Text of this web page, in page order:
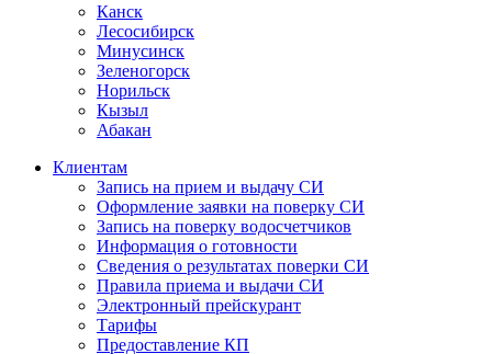
Канск
Лесосибирск
Минусинск
Зеленогорск
Норильск
Кызыл
Абакан
Клиентам
Запись на прием и выдачу СИ
Оформление заявки на поверку СИ
Запись на поверку водосчетчиков
Информация о готовности
Сведения о результатах поверки СИ
Правила приема и выдачи СИ
Электронный прейскурант
Тарифы
Предоставление КП